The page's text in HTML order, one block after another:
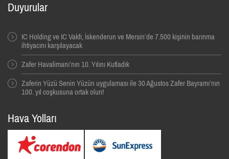
Duyurular
IC Holding ve IC Vakfı, İskenderun ve Mersin’de 7.500 kişinin barınma
ihtiyacını karşılayacak
Zafer Havalimanı’nın 10. Yılını Kutladık
Zaferin Yüzü Senin Yüzün uygulaması ile 30 Ağustos Zafer Bayramı’nın
100. yıl coşkusuna ortak olun!
Hava Yolları